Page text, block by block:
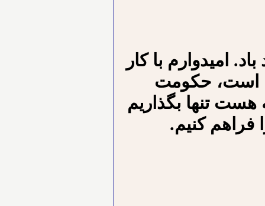
امیدوارم با کار
است، حکومت
هست تنها بگذاریم
فراهم کنیم.